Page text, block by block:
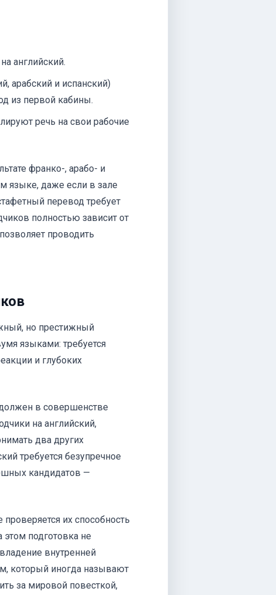
английский.
арабский и испанский)
из первой кабины.
речь на свои рабочие
франко-, арабо- и
языке, даже если в зале
перевод требует
полностью зависит от
проводить
но престижный
языками: требуется
и глубоких
в совершенстве
на английский,
два других
требуется безупречное
кандидатов —
их способность
подготовка не
внутренней
который иногда называют
за мировой повесткой,